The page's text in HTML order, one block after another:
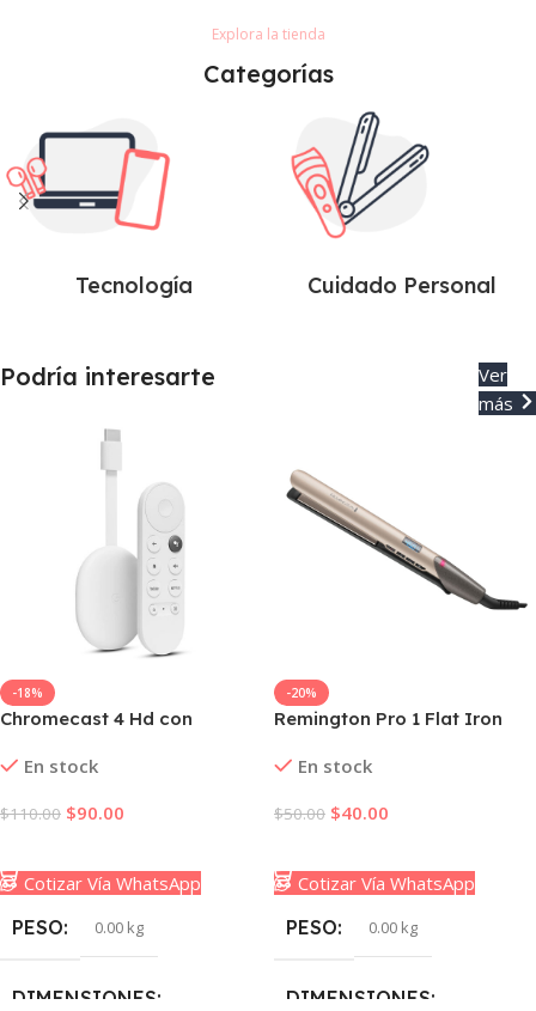
Explora la tienda
Categorías
Tecnología Cuidado Personal
Podría interesarte
Ver
más
-18%
Chromecast 4 Hd con
Clásica
En stock
$110.00 $90.00
Cotizar Vía WhatsApp
PESO
0.00 kg
DIMENSIONES
-20%
Remington Pro 1 Flat Iron
Technology
En stock
$50.00 $40.00
Cotizar Vía WhatsApp
PESO
0.00 kg
DIMENSIONES